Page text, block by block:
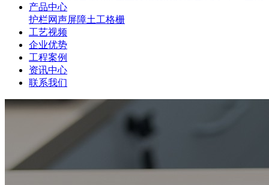
产品中心
护栏网声屏障土工格栅
工艺视频
企业优势
工程案例
资讯中心
联系我们